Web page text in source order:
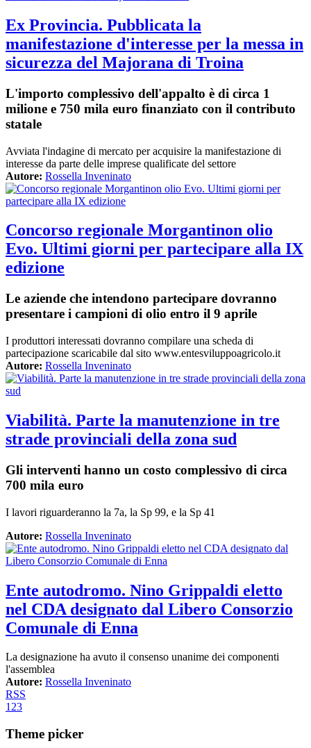
Ex Provincia. Pubblicata la
manifestazione d'interesse per la messa in
sicurezza del Majorana di Troina
L'importo complessivo dell'appalto è di circa 1
milione e 750 mila euro finanziato con il contributo
statale
Avviata l'indagine di mercato per acquisire la manifestazione di
interesse da parte delle imprese qualificate del settore
Autore: Rossella Inveninato
Concorso regionale Morgantinon olio
Evo. Ultimi giorni per partecipare alla IX
edizione
Le aziende che intendono partecipare dovranno
presentare i campioni di olio entro il 9 aprile
I produttori interessati dovranno compilare una scheda di
partecipazione scaricabile dal sito www.entesviluppoagricolo.it
Autore: Rossella Inveninato
Viabilità. Parte la manutenzione in tre
strade provinciali della zona sud
Gli interventi hanno un costo complessivo di circa
700 mila euro
I lavori riguarderanno la 7a, la Sp 99, e la Sp 41
Autore: Rossella Inveninato
Ente autodromo. Nino Grippaldi eletto
nel CDA designato dal Libero Consorzio
Comunale di Enna
La designazione ha avuto il consenso unanime dei componenti
l'assemblea
Autore: Rossella Inveninato
RSS
123
Theme picker